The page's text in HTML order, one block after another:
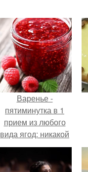
Варенье -
пятиминутка в 1
прием из любого
вида ягод: никакой
длительной варки,
все витамины на